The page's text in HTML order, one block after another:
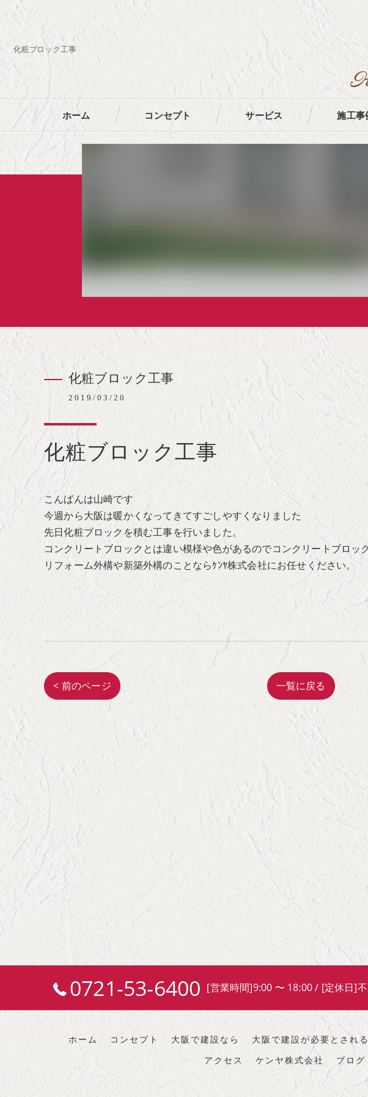
化粧ブロック工事
ホーム コンセプト サービス 施工事
化粧ブロック工事
2019/03/20
化粧ブロック工事
こんばんは山崎です
今週から大阪は暖かくなってきてすごしやすくなりました
先日化粧ブロックを積む工事を行いました。
コンクリートブロックとは違い模様や色があるのでコンクリートブロッ
リフォーム外構や新築外構のことならｹﾝﾔ株式会社にお任せください。
< 前のページ 一覧に戻る
0721-53-6400 [営業時間]9:00 〜 18:00 / [定休日]
ホーム コンセプト 大阪で建設なら 大阪で建設が必要とされ
アクセス
ケンヤ株式会社 ブログ